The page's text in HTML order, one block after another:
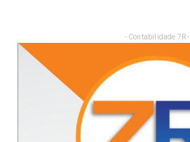
- Contabilidade 7R -